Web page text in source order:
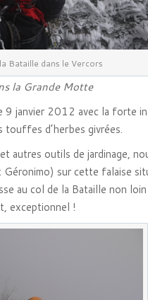
Bataille dans le Vercors
la Grande Motte
9 janvier 2012 avec la forte
touffes d’herbes givrées.
autres outils de jardinage,
sur cette falaise
au col de la Bataille non
exceptionnel !